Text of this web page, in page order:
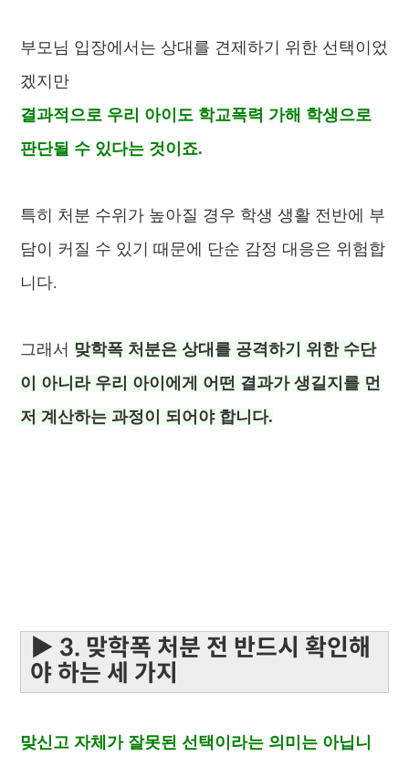
부모님 입장에서는 상대를 견제하기 위한 선택이었
겠지만
결과적으로 우리 아이도 학교폭력 가해 학생으로
판단될 수 있다는 것이죠.
특히 처분 수위가 높아질 경우 학생 생활 전반에 부
담이 커질 수 있기 때문에 단순 감정 대응은 위험합
니다.
그래서 맞학폭 처분은 상대를 공격하기 위한 수단
이 아니라 우리 아이에게 어떤 결과가 생길지를 먼
저 계산하는 과정이 되어야 합니다.
▶ 3. 맞학폭 처분 전 반드시 확인해
야 하는 세 가지
맞신고 자체가 잘못된 선택이라는 의미는 아닙니